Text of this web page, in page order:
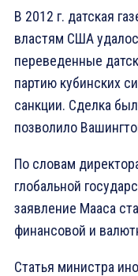
В 2012 г. датская
властям США
переведенные
партию кубинских
санкции. Сделка
позволило
По словам
глобальной
заявление Мааса
финансовой и
Статья министра